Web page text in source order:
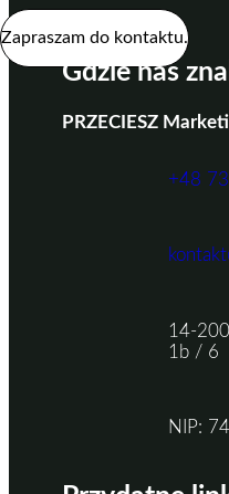
Gdzie nas
PRZECIESZ
+48
14-
1b / 6
NIP:
Zapraszam do kontaktu.